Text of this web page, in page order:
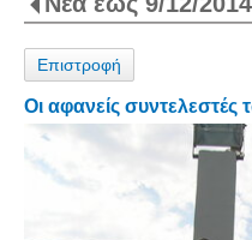
Επιστροφή
Οι αφανείς